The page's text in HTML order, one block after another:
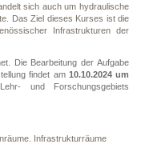
sich auch um hydraulische
Das Ziel dieses Kurses ist die
Infrastrukturen der
Die Bearbeitung der Aufgabe
findet am 10.10.2024 um
und Forschungsgebiets
Infrastrukturräume